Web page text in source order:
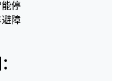
停
避障